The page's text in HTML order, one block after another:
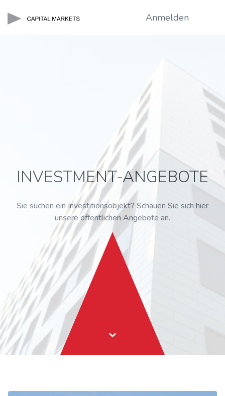
Anmelden
INVESTMENT-ANGEBOTE
Sie suchen ein Investitionsobjekt? Schauen Sie sich hier
unsere öffentlichen Angebote an.